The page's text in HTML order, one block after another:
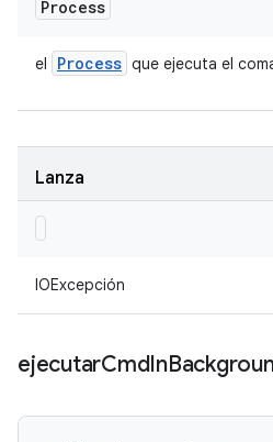
Process
el Process que ejecuta el
Lanza
IOExcepción
ejecutarCmdIn